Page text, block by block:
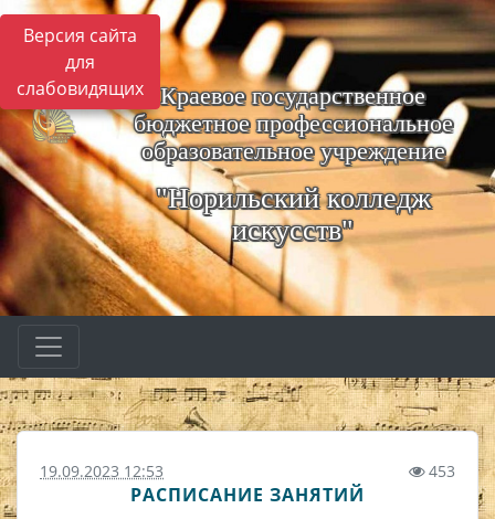
Версия сайта
для
слабовидящих
Краевое государственное
бюджетное профессиональное
образовательное учреждение
"Норильский колледж
искусств"
19.09.2023 12:53 453
РАСПИСАНИЕ ЗАНЯТИЙ